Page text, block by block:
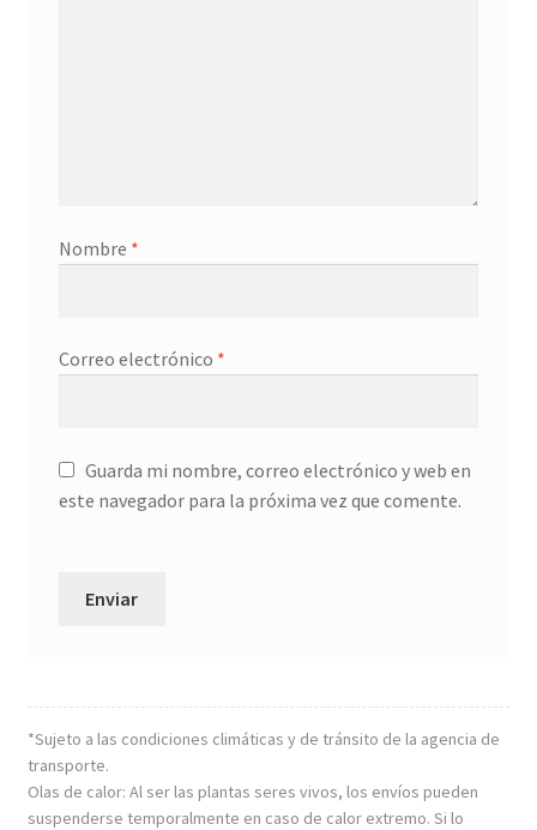
Nombre *
Correo electrónico *
Guarda mi nombre, correo electrónico y web en
este navegador para la próxima vez que comente.
*Sujeto a las condiciones climáticas y de tránsito de la agencia de
transporte.
Olas de calor: Al ser las plantas seres vivos, los envíos pueden
suspenderse temporalmente en caso de calor extremo. Si lo